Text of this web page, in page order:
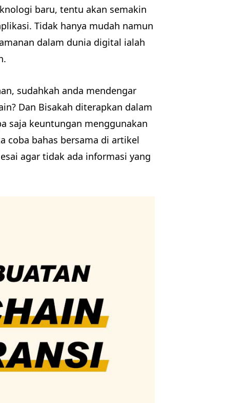
baru, tentu akan semakin
Tidak hanya mudah namun
dalam dunia digital ialah
sudahkah anda mendengar
Dan Bisakah diterapkan dalam
saja keuntungan menggunakan
coba bahas bersama di artikel
agar tidak ada informasi yang